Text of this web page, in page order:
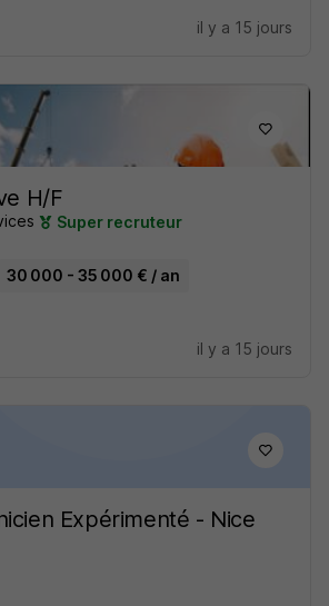
il y a 15 jours
H/F
Super recruteur
30 000 - 35 000 € / an
il y a 15 jours
Expérimenté - Nice